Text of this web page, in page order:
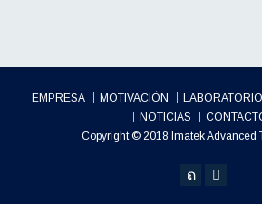
EMPRESA MOTIVACIÓN LABORATORIO
NOTICIAS
Copyright © 2018 Imatek Advanced